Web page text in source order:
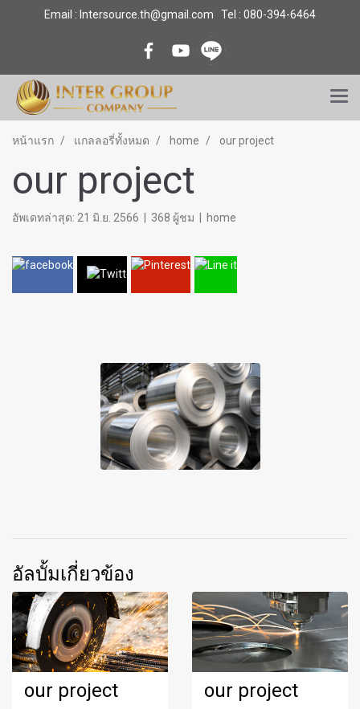
Email : Intersource.th@gmail.com Tel : 080-394-6464
หน้าแรก แกลลอรี่ทั้งหมด home our project
our project
อัพเดทล่าสุด: 21 มิ.ย. 2566 368 ผู้ชม home
อัลบั้มเกี่ยวข้อง
our project our project